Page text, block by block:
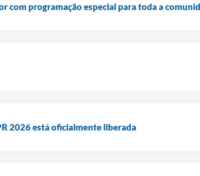
com programação especial para toda a
2026 está oficialmente liberada